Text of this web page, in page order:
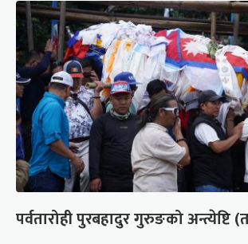
पर्वतारोही पुरबहादुर गुरुङको अन्त्येष्टि